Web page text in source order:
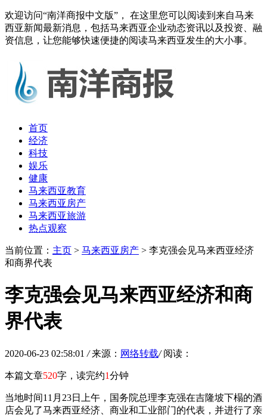
欢迎访问“南洋商报中文版”， 在这里您可以阅读到来自马来
西亚新闻最新消息，包括马来西亚企业动态资讯以及投资、融
资信息，让您能够快速便捷的阅读马来西亚发生的大小事。
首页
经济
科技
娱乐
健康
马来西亚教育
马来西亚房产
马来西亚旅游
热点观察
当前位置： 主页 > 马来西亚房产 > 李克强会见马来西亚经济
和商界代表
李克强会见马来西亚经济和商
界代表
2020-06-23 02:58:01 / 来源： 网络转载/ 阅读：
本篇文章520字，读完约1分钟
当地时间11月23日上午，国务院总理李克强在吉隆坡下榻的酒
店会见了马来西亚经济、商业和工业部门的代表，并进行了亲